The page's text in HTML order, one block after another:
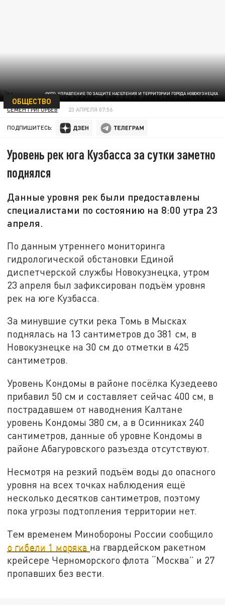
ФОТО: УПРАВЛЕНИЕ ПО ЗАЩИТЕ НАСЕЛЕНИЯ И ТЕРРИТОРИИ ГОРОДА НОВОКУЗНЕЦКА
ОБЩЕСТВО
СЕМЕН ГРИГОРЬЕВ 23 АПРЕЛЯ 07:56
ПОДПИШИТЕСЬ:
Уровень рек юга Кузбасса за сутки заметно
поднялся
Данные уровня рек были предоставлены
специалистами по состоянию на 8:00 утра 23
апреля.
По данным утреннего мониторинга
гидрологической обстановки Единой
диспетчерской службы Новокузнецка, утром
23 апреля был зафиксирован подъём уровня
рек на юге Кузбасса.
За минувшие сутки река Томь в Мысках
поднялась на 13 сантиметров до 381 см, в
Новокузнецке на 30 см до отметки в 425
сантиметров.
Уровень Кондомы в районе посёлка Кузедеево
прибавил 50 см и составляет сейчас 400 см, в
пострадавшем от наводнения Калтане
уровень Кондомы 380 см, а в Осинниках 240
сантиметров, данные об уровне Кондомы в
районе Абагуровского разъезда отсутствуют.
Несмотря на резкий подъём воды до опасного
уровня на всех точках наблюдения ещё
несколько десятков сантиметров, поэтому
пока угрозы подтопления территории нет.
Тем временем Минобороны России сообщило
о гибели 1 моряка на гвардейском ракетном
крейсере Черноморского флота “Москва” и 27
пропавших без вести.